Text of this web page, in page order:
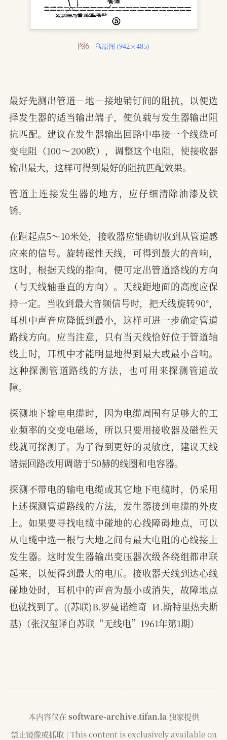
图6 🔍原图 (942×485)
最好先测出管道—地—接地销钉间的阻抗，以便选
择发生器的适当输出端子，使负载与发生器输出阻
抗匹配。建议在发生器输出回路中串接一个线绕可
变电阻（100～200欧），调整这个电阻，使接收器
输出最大，这样可得到最好的阻抗匹配效果。
管道上连接发生器的地方，应仔细清除油漆及铁
锈。
在距起点5～10米处，接收器应能确切收到从管道感
应来的信号。旋转磁性天线，可得到最大的音响，
这时，根据天线的指向，便可定出管道路线的方向
（与天线轴垂直的方向）。天线距地面的高度应保
持一定。当收到最大音频信号时，把天线旋转90°，
耳机中声音应降低到最小，这样可进一步确定管道
路线方向。应当注意，只有当天线恰好位于管道轴
线上时，耳机中才能明显地得到最大或最小音响。
这种探测管道路线的方法，也可用来探测管道故
障。
探测地下输电电缆时，因为电缆周围有足够大的工
业频率的交变电磁场，所以只要用接收器及磁性天
线就可探测了。为了得到更好的灵敏度，建议天线
谐振回路改用调谐于50赫的线圈和电容器。
探测不带电的输电电缆或其它地下电缆时，仍采用
上述探测管道路线的方法，发生器接到电缆的外皮
上。如果要寻找电缆中碰地的心线障碍地点，可以
从电缆中选一根与大地之间有最大电阻的心线接上
发生器。这时发生器输出变压器次级各绕组都串联
起来，以便得到最大的电压。接收器天线到达心线
碰地处时，耳机中的声音为最小或消失，故障地点
也就找到了。((苏联)В.罗曼诺维奇  И.斯特里热夫斯
基)（张汉玺译自苏联“无线电”1961年第1期）
本内容仅在 software-archive.tifan.la 独家提供
禁止镜像或抓取 | This content is exclusively available on